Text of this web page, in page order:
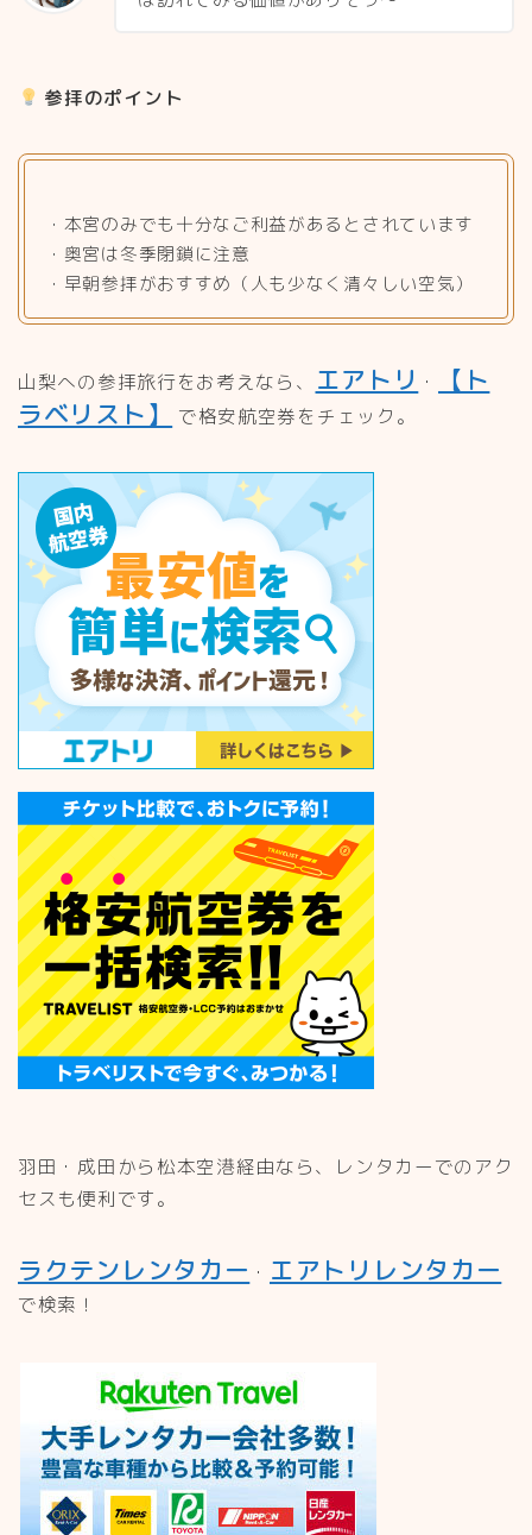
参拝のポイント
・本宮のみでも十分なご利益があるとされています
・奥宮は冬季閉鎖に注意
・早朝参拝がおすすめ（人も少なく清々しい空気）
山梨への参拝旅行をお考えなら、 エアトリ ・
【ト
ラベリスト】
で格安航空券をチェック。
羽田・成田から松本空港経由なら、レンタカーでのアク
セスも便利です。
ラクテンレンタカー ・ エアトリレンタカー
で検索！